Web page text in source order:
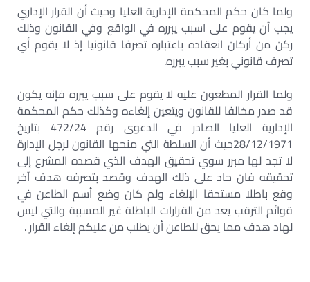
ولما كان حكم المحكمة الإدارية العليا وحيث أن القرار الإداري
يجب أن يقوم على اسبب يبرره في الواقع وفي القانون وذلك
ركن من أركان انعقاده باعتباره تصرفا قانونيا إذ لا يقوم أي
تصرف قانوني بغير سبب يبرره.
ولما القرار المطعون عليه لا يقوم على سبب يبرره فإنه يكون
قد صدر مخالفا للقانون ويتعين إلغاءه وكذلك حكم المحكمة
الإدارية العليا الصادر في الدعوى رقم 472/24 بتاريخ
28/12/1971حيث أن السلطة التي منحها القانون لرجل الإدارة
لا تجد لها مبرر سوي تحقيق الهدف الذي قصده المشرع إلى
تحقيقه فان حاد على ذلك الهدف وقصد بتصرفه هدف آخر
وقع باطلا مستحقا الإلغاء ولم كان وضع أسم الطاعن في
قوائم الترقب يعد من القرارات الباطلة غير المسببة والتي ليس
لهاد هدف مما يحق للطاعن أن يطلب من عليكم إلغاء القرار .